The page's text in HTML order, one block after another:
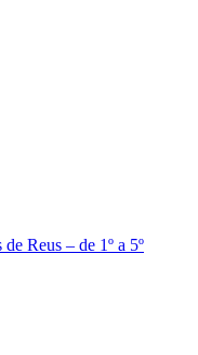
Reus – de 1º a 5º